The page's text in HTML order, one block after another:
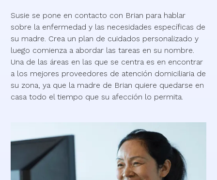
Susie se pone en contacto con Brian para hablar
sobre la enfermedad y las necesidades específicas de
su madre. Crea un plan de cuidados personalizado y
luego comienza a abordar las tareas en su nombre.
Una de las áreas en las que se centra es en encontrar
a los mejores proveedores de atención domiciliaria de
su zona, ya que la madre de Brian quiere quedarse en
casa todo el tiempo que su afección lo permita.